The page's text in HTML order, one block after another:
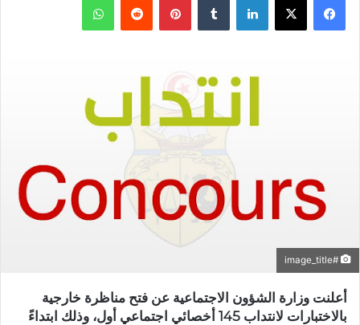
#image_title
أعلنت وزارة الشؤون الاجتماعية عن فتح مناظرة خارجية
بالاختبارات لانتداب 145 أخصائي اجتماعي أول، وذلك ابتداءً